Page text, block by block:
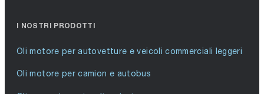
I NOSTRI PRODOTTI
Oli motore per autovetture e veicoli commerciali leggeri
Oli motore per camion e autobus